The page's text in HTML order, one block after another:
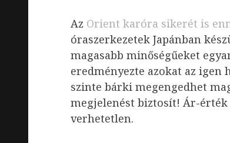
Az Orient karóra sikerét is
óraszerkezetek Japánban
magasabb minőségűeket
eredményezte azokat az
szinte bárki megengedhet
megjelenést biztosít! Ár-
verhetetlen.